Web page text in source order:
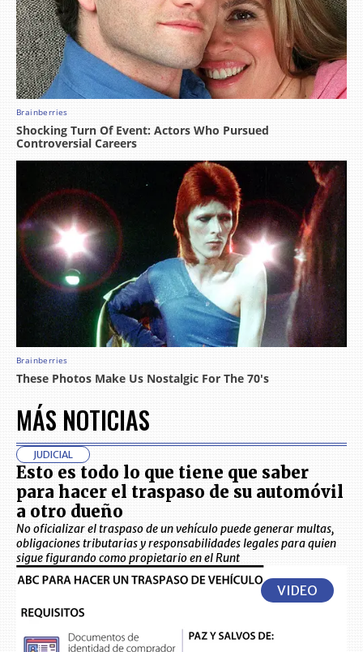
MÁS NOTICIAS
JUDICIAL
Esto es todo lo que tiene que saber
para hacer el traspaso de su automóvil
a otro dueño
No oficializar el traspaso de un vehículo puede generar multas,
obligaciones tributarias y responsabilidades legales para quien
sigue figurando como propietario en el Runt
VIDEO